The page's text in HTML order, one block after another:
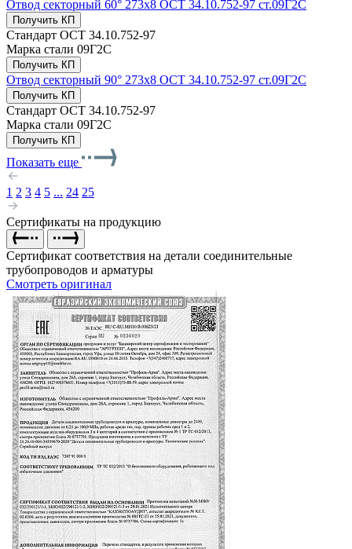
Отвод секторный 60° 273x8 ОСТ 34.10.752-97 ст.09Г2С
Получить КП
Стандарт ОСТ 34.10.752-97
Марка стали 09Г2С
Получить КП
Отвод секторный 90° 273x8 ОСТ 34.10.752-97 ст.09Г2С
Получить КП
Стандарт ОСТ 34.10.752-97
Марка стали 09Г2С
Получить КП
Показать еще
1 2 3 4 5 ... 24 25
Сертификаты на продукцию
Сертификат соответствия на детали соединительные
трубопроводов и арматуры
Смотреть оригинал